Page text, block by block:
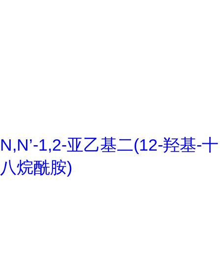
N,N’-1,2-亚乙基二(12-羟基-十
八烷酰胺)